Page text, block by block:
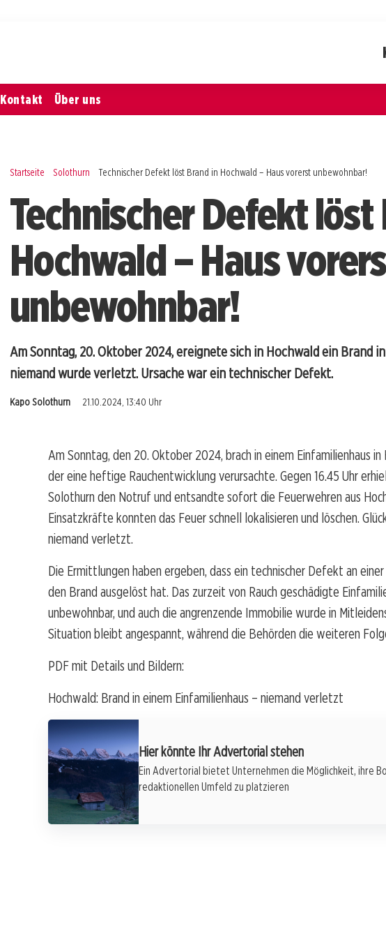
Kontakt Über uns
Startseite Solothurn Technischer Defekt löst Brand in Hochwald – Haus vorerst unbewohnbar!
Technischer Defekt löst
Hochwald – Haus
unbewohnbar!
Am Sonntag, 20. Oktober 2024, ereignete sich in Hochwald ein Brand
niemand wurde verletzt. Ursache war ein technischer Defekt.
Kapo Solothurn 21.10.2024, 13:40 Uhr
Am Sonntag, den 20. Oktober 2024, brach in einem Einfamilienhaus in
der eine heftige Rauchentwicklung verursachte. Gegen 16.45 Uhr
Solothurn den Notruf und entsandte sofort die Feuerwehren aus
Einsatzkräfte konnten das Feuer schnell lokalisieren und löschen.
niemand verletzt.
Die Ermittlungen haben ergeben, dass ein technischer Defekt an
den Brand ausgelöst hat. Das zurzeit von Rauch geschädigte
unbewohnbar, und auch die angrenzende Immobilie wurde in
Situation bleibt angespannt, während die Behörden die weiteren
PDF mit Details und Bildern:
Hochwald: Brand in einem Einfamilienhaus – niemand verletzt
Hier könnte Ihr Advertorial stehen
Ein Advertorial bietet Unternehmen die Möglichkeit, ihre
redaktionellen Umfeld zu platzieren